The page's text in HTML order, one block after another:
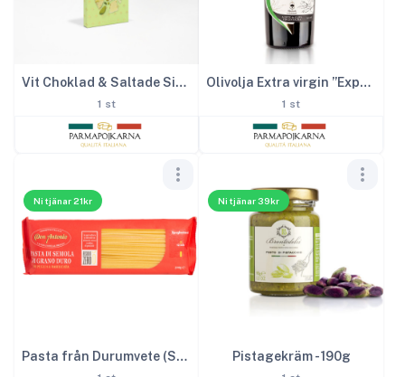
Vit Choklad & Saltade Sicilianska Pistagenötter
1 st
Olivolja Extra virgin ”Experience” 500ml
1 st
Ni tjänar 21kr
Pasta från Durumvete (Spaghetti) – 500 g
Ni tjänar 39kr
Pistagekräm - 190g